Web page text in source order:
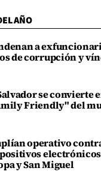
AÑO
a
de corrupción y
se convierte
Friendly" del
operativo
y San Miguel